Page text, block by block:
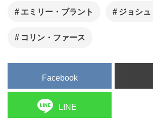
再び未来へと解
エミリー・ブラント ジョシ
コリン・ファース
Facebook
LINE